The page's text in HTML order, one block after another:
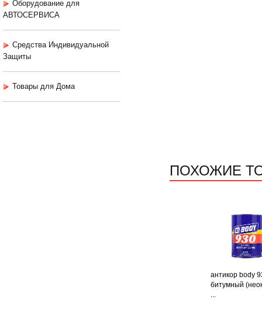
Оборудование для
АВТОСЕРВИСА
Средства Индивидуальной
Защиты
Товары для Дома
ПОХОЖИЕ
антикор body
битумный
...